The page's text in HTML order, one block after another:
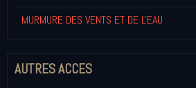
MURMURE DES VENTS ET DE L'EAU
AUTRES ACCES